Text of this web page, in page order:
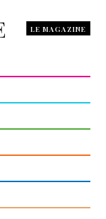
LE MAGAZINE